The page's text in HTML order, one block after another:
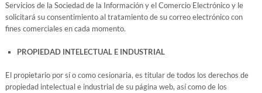
Servicios de la Sociedad de la Información y el Comercio Electrónico y le
solicitará su consentimiento al tratamiento de su correo electrónico con
fines comerciales en cada momento.
PROPIEDAD INTELECTUAL E INDUSTRIAL
El propietario por sí o como cesionaria, es titular de todos los derechos de
propiedad intelectual e industrial de su página web, así como de los